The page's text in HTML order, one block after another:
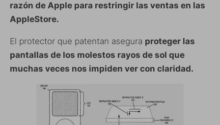
razón de Apple para restringir las ventas en las
AppleStore.
El protector que patentan asegura proteger las
pantallas de los molestos rayos de sol que
muchas veces nos impiden ver con claridad.